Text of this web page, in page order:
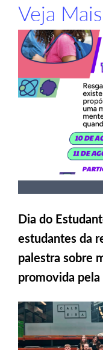
Veja Mais
Dia do
estudantes da
palestra sobre
promovida pela